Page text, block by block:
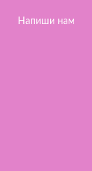
Напиши нам